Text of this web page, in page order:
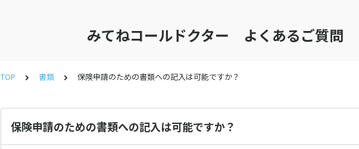
みてねコールドクター よくあるご質問
TOP 書類 保険申請のための書類への記入は可能ですか？
保険申請のための書類への記入は可能ですか？